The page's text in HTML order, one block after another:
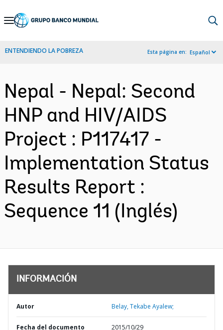
Skip
Navigation
ENTENDIENDO LA POBREZA Esta página en: Español
Nepal - Nepal: Second
HNP and HIV/AIDS
Project : P117417 -
Implementation Status
Results Report :
Sequence 11 (Inglés)
INFORMACIÓN
Autor Belay, Tekabe Ayalew;
Fecha del documento 2015/10/29